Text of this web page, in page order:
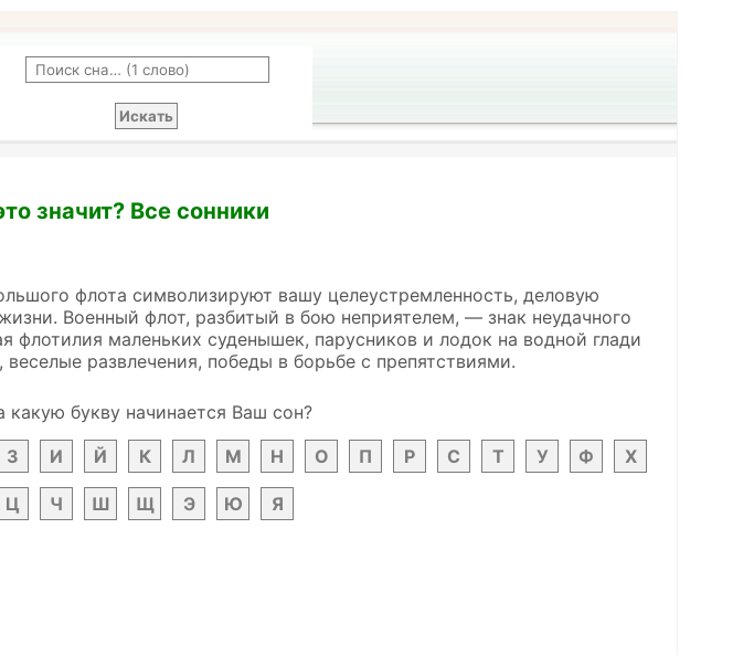
значит? Все сонники
флота символизируют вашу целеустремленность, деловую
Военный флот, разбитый в бою неприятелем, — знак неудачного
флотилия маленьких суденышек, парусников и лодок на водной глади
развлечения, победы в борьбе с препятствиями.
какую букву начинается Ваш сон?
З И Й К Л М Н О П Р С Т У Ф Х
Ц Ч Ш Щ Э Ю Я